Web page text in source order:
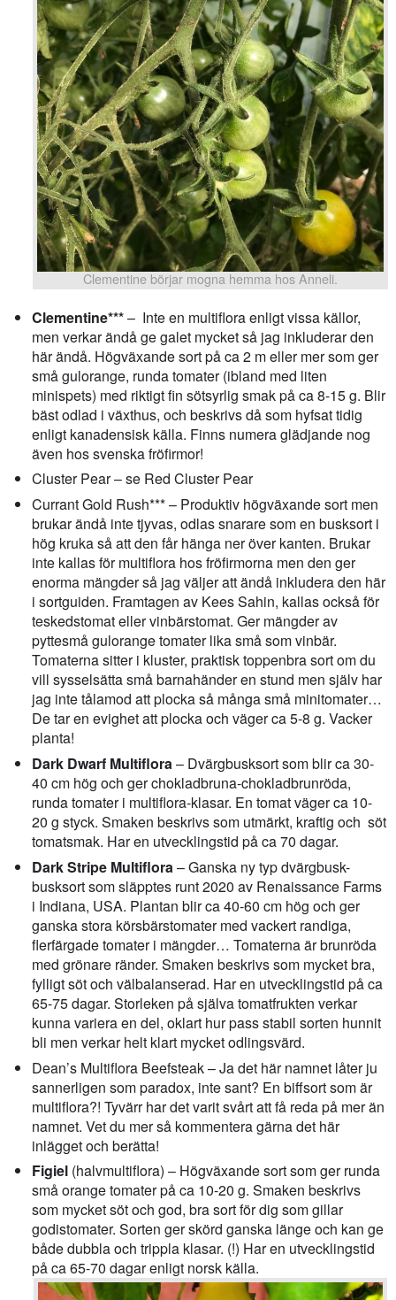
Clementine börjar mogna hemma hos Anneli.
Clementine***– Inte en multiflora enligt vissa källor,
men verkar ändå ge galet mycket så jag inkluderar den
här ändå. Högväxande sort på ca 2 m eller mer som ger
små gulorange, runda tomater (ibland med liten
minispets) med riktigt fin sötsyrlig smak på ca 8-15 g. Blir
bäst odlad i växthus, och beskrivs då som hyfsat tidig
enligt kanadensisk källa. Finns numera glädjande nog
även hos svenska fröfirmor!
Cluster Pear – se Red Cluster Pear
Currant Gold Rush*** – Produktiv högväxande sort men
brukar ändå inte tjyvas, odlas snarare som en busksort i
hög kruka så att den får hänga ner över kanten. Brukar
inte kallas för multiflora hos fröfirmorna men den ger
enorma mängder så jag väljer att ändå inkludera den här
i sortguiden. Framtagen av Kees Sahin, kallas också för
teskedstomat eller vinbärstomat. Ger mängder av
pyttesmå gulorange tomater lika små som vinbär.
Tomaterna sitter i kluster, praktisk toppenbra sort om du
vill sysselsätta små barnahänder en stund men själv har
jag inte tålamod att plocka så många små minitomater…
De tar en evighet att plocka och väger ca 5-8 g. Vacker
planta!
Dark Dwarf Multiflora– Dvärgbusksort som blir ca 30-
40 cm hög och ger chokladbruna-chokladbrunröda,
runda tomater i multiflora-klasar. En tomat väger ca 10-
20 g styck. Smaken beskrivs som utmärkt, kraftig och söt
tomatsmak. Har en utvecklingstid på ca 70 dagar.
Dark Stripe Multiflora– Ganska ny typ dvärgbusk-
busksort som släpptes runt 2020 av Renaissance Farms
i Indiana, USA. Plantan blir ca 40-60 cm hög och ger
ganska stora körsbärstomater med vackert randiga,
flerfärgade tomater i mängder… Tomaterna är brunröda
med grönare ränder. Smaken beskrivs som mycket bra,
fylligt söt och välbalanserad. Har en utvecklingstid på ca
65-75 dagar. Storleken på själva tomatfrukten verkar
kunna variera en del, oklart hur pass stabil sorten hunnit
bli men verkar helt klart mycket odlingsvärd.
Dean’s Multiflora Beefsteak – Ja det här namnet låter ju
sannerligen som paradox, inte sant? En biffsort som är
multiflora?! Tyvärr har det varit svårt att få reda på mer än
namnet. Vet du mer så kommentera gärna det här
inlägget och berätta!
Figiel (halvmultiflora) – Högväxande sort som ger runda
små orange tomater på ca 10-20 g. Smaken beskrivs
som mycket söt och god, bra sort för dig som gillar
godistomater. Sorten ger skörd ganska länge och kan ge
både dubbla och trippla klasar. (!) Har en utvecklingstid
på ca 65-70 dagar enligt norsk källa.